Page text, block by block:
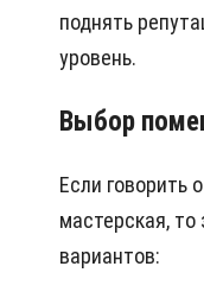
поднять
уровень.
Выбор
Если говорить
мастерская, то
вариантов: